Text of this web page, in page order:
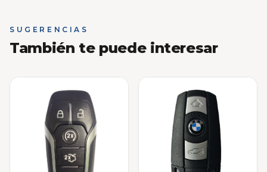
SUGERENCIAS
También te puede interesar